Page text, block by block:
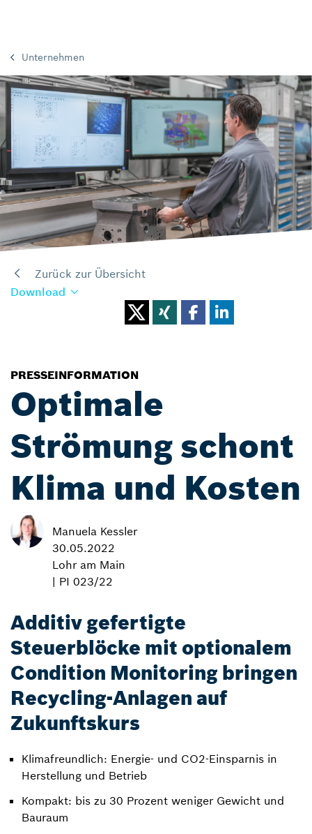
Unternehmen
Zurück zur Übersicht
Download
PRESSEINFORMATION
Optimale
Strömung schont
Klima und Kosten
Manuela Kessler
30.05.2022
Lohr am Main
| PI 023/22
Additiv gefertigte
Steuerblöcke mit optionalem
Condition Monitoring bringen
Recycling-Anlagen auf
Zukunftskurs
Klimafreundlich: Energie- und CO2-Einsparnis in
Herstellung und Betrieb
Kompakt: bis zu 30 Prozent weniger Gewicht und
Bauraum